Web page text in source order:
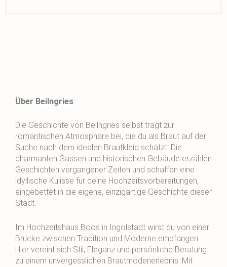
Über Beilngries
Die Geschichte von Beilngries selbst trägt zur
romantischen Atmosphäre bei, die du als Braut auf der
Suche nach dem idealen Brautkleid schätzt. Die
charmanten Gassen und historischen Gebäude erzählen
Geschichten vergangener Zeiten und schaffen eine
idyllische Kulisse für deine Hochzeitsvorbereitungen,
eingebettet in die eigene, einzigartige Geschichte dieser
Stadt.
Im Hochzeitshaus Boos in Ingolstadt wirst du von einer
Brücke zwischen Tradition und Moderne empfangen.
Hier vereint sich Stil, Eleganz und persönliche Beratung
zu einem unvergesslichen Brautmodenerlebnis. Mit